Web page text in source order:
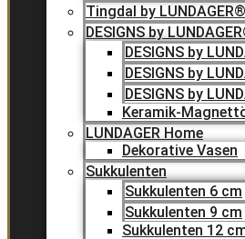
Tingdal by LUNDAGER®
DESIGNS by
DESIGNS by
DESIGNS by
DESIGNS by
Keramik-
LUNDAGER Home
Dekorative Vasen
Sukkulenten
Sukkulenten 6 cm
Sukkulenten 9 cm
Sukkulenten 12